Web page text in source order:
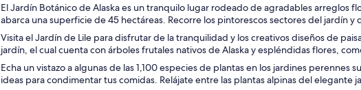
El Jardín Botánico de Alaska es un tranquilo lugar rodeado de agradables arreglos
abarca una superficie de 45 hectáreas. Recorre los pintorescos sectores del jardín
Visita el Jardín de Lile para disfrutar de la tranquilidad y los creativos diseños de
jardín, el cual cuenta con árboles frutales nativos de Alaska y espléndidas flores,
Echa un vistazo a algunas de las 1,100 especies de plantas en los jardines
ideas para condimentar tus comidas. Relájate entre las plantas alpinas del elegante